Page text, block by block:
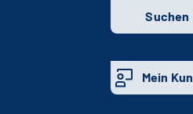
Suchen
Mein